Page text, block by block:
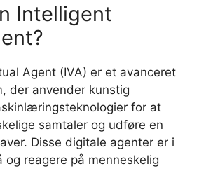
Intelligent
Agent (IVA) er et avanceret
der anvender kunstig
for at
samtaler og udføre en
Disse digitale agenter er i
reagere på menneskelig